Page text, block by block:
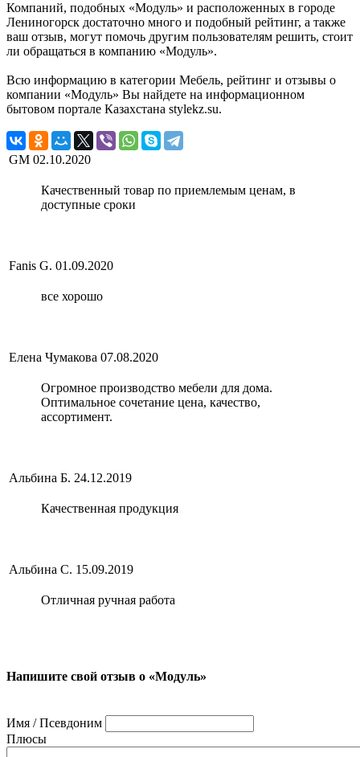
Компаний, подобных «Модуль» и расположенных в городе
Лениногорск достаточно много и подобный рейтинг, а также
ваш отзыв, могут помочь другим пользователям решить, стоит
ли обращаться в компанию «Модуль».
Всю информацию в категории Мебель, рейтинг и отзывы о
компании «Модуль» Вы найдете на информационном
бытовом портале Казахстана stylekz.su.
GM 02.10.2020
Качественный товар по приемлемым ценам, в
доступные сроки
Fanis G. 01.09.2020
все хорошо
Елена Чумакова 07.08.2020
Огромное производство мебели для дома.
Оптимальное сочетание цена, качество,
ассортимент.
Альбина Б. 24.12.2019
Качественная продукция
Альбина С. 15.09.2019
Отличная ручная работа
Напишите свой отзыв о «Модуль»
Имя / Псевдоним
Плюсы